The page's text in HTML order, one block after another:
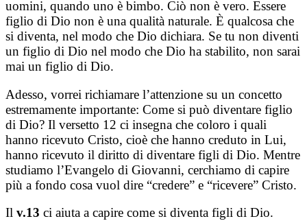
uomini, quando uno è bimbo. Ciò non è vero. Essere
figlio di Dio non è una qualità naturale. È qualcosa che
si diventa, nel modo che Dio dichiara. Se tu non diventi
un figlio di Dio nel modo che Dio ha stabilito, non sarai
mai un figlio di Dio.
Adesso, vorrei richiamare l’attenzione su un concetto
estremamente importante: Come si può diventare figlio
di Dio? Il versetto 12 ci insegna che coloro i quali
hanno ricevuto Cristo, cioè che hanno creduto in Lui,
hanno ricevuto il diritto di diventare figli di Dio. Mentre
studiamo l’Evangelo di Giovanni, cerchiamo di capire
più a fondo cosa vuol dire “credere” e “ricevere” Cristo.
Il v.13 ci aiuta a capire come si diventa figli di Dio.